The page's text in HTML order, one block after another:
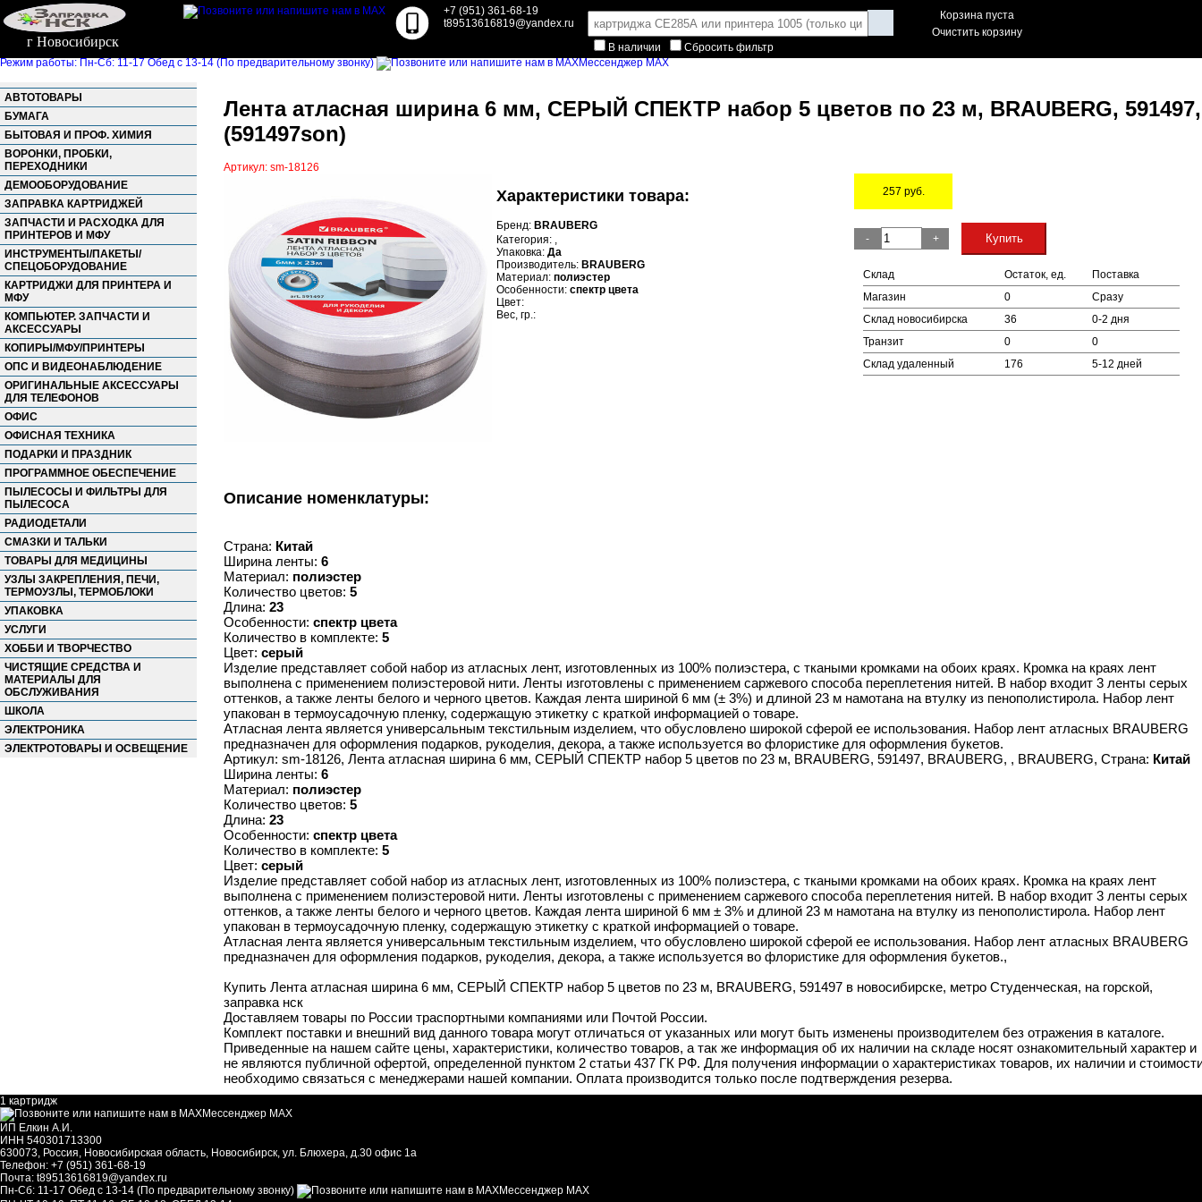
г Новосибирск
+7 (951) 361-68-19
t89513616819@yandex.ru
В наличии
Сбросить фильтр
Корзина пуста
Очистить корзину
Режим работы: Пн-Сб: 11-17 Обед с 13-14 (По предварительному звонку) Мессенджер MAX
АВТОТОВАРЫ
БУМАГА
БЫТОВАЯ И ПРОФ. ХИМИЯ
ВОРОНКИ, ПРОБКИ,
ПЕРЕХОДНИКИ
ДЕМООБОРУДОВАНИЕ
ЗАПРАВКА КАРТРИДЖЕЙ
ЗАПЧАСТИ И РАСХОДКА ДЛЯ
ПРИНТЕРОВ И МФУ
ИНСТРУМЕНТЫ/ПАКЕТЫ/
СПЕЦОБОРУДОВАНИЕ
КАРТРИДЖИ ДЛЯ ПРИНТЕРА И
МФУ
КОМПЬЮТЕР. ЗАПЧАСТИ И
АКСЕССУАРЫ
КОПИРЫ/МФУ/ПРИНТЕРЫ
ОПС И ВИДЕОНАБЛЮДЕНИЕ
ОРИГИНАЛЬНЫЕ АКСЕССУАРЫ
ДЛЯ ТЕЛЕФОНОВ
ОФИС
ОФИСНАЯ ТЕХНИКА
ПОДАРКИ И ПРАЗДНИК
ПРОГРАММНОЕ ОБЕСПЕЧЕНИЕ
ПЫЛЕСОСЫ И ФИЛЬТРЫ ДЛЯ
ПЫЛЕСОСА
РАДИОДЕТАЛИ
СМАЗКИ И ТАЛЬКИ
ТОВАРЫ ДЛЯ МЕДИЦИНЫ
УЗЛЫ ЗАКРЕПЛЕНИЯ, ПЕЧИ,
ТЕРМОУЗЛЫ, ТЕРМОБЛОКИ
УПАКОВКА
УСЛУГИ
ХОББИ И ТВОРЧЕСТВО
ЧИСТЯЩИЕ СРЕДСТВА И
МАТЕРИАЛЫ ДЛЯ
ОБСЛУЖИВАНИЯ
ШКОЛА
ЭЛЕКТРОНИКА
ЭЛЕКТРОТОВАРЫ И ОСВЕЩЕНИЕ
Лента атласная ширина 6 мм, СЕРЫЙ СПЕКТР набор 5 цветов по 23 м, BRAUBERG, 591497,
(591497son)
Артикул: sm-18126
Характеристики товара:
Бренд: BRAUBERG
Категория: ,
Упаковка: Да
Производитель: BRAUBERG
Материал: полиэстер
Особенности: спектр цвета
Цвет:
Вес, гр.:
257 руб.
-
+ Купить
Склад Остаток, ед.
Поставка
Магазин
0
Сразу
Склад новосибирска
36
0-2 дня
Транзит
0
0
Склад удаленный
176 5-12 дней
Описание номенклатуры:
Страна: Китай
Ширина ленты: 6
Материал: полиэстер
Количество цветов: 5
Длина: 23
Особенности: спектр цвета
Количество в комплекте: 5
Цвет: серый
Изделие представляет собой набор из атласных лент, изготовленных из 100% полиэстера, с ткаными кромками на обоих краях. Кромка на краях лент
выполнена с применением полиэстеровой нити. Ленты изготовлены с применением саржевого способа переплетения нитей. В набор входит 3 ленты серых
оттенков, а также ленты белого и черного цветов. Каждая лента шириной 6 мм (± 3%) и длиной 23 м намотана на втулку из пенополистирола. Набор лент
упакован в термоусадочную пленку, содержащую этикетку с краткой информацией о товаре.
Атласная лента является универсальным текстильным изделием, что обусловлено широкой сферой ее использования. Набор лент атласных BRAUBERG
предназначен для оформления подарков, рукоделия, декора, а также используется во флористике для оформления букетов.
Артикул: sm-18126, Лента атласная ширина 6 мм, СЕРЫЙ СПЕКТР набор 5 цветов по 23 м, BRAUBERG, 591497, BRAUBERG, , BRAUBERG, Страна: Китай
Ширина ленты: 6
Материал: полиэстер
Количество цветов: 5
Длина: 23
Особенности: спектр цвета
Количество в комплекте: 5
Цвет: серый
Изделие представляет собой набор из атласных лент, изготовленных из 100% полиэстера, с ткаными кромками на обоих краях. Кромка на краях лент
выполнена с применением полиэстеровой нити. Ленты изготовлены с применением саржевого способа переплетения нитей. В набор входит 3 ленты серых
оттенков, а также ленты белого и черного цветов. Каждая лента шириной 6 мм ± 3% и длиной 23 м намотана на втулку из пенополистирола. Набор лент
упакован в термоусадочную пленку, содержащую этикетку с краткой информацией о товаре.
Атласная лента является универсальным текстильным изделием, что обусловлено широкой сферой ее использования. Набор лент атласных BRAUBERG
предназначен для оформления подарков, рукоделия, декора, а также используется во флористике для оформления букетов.,
Купить Лента атласная ширина 6 мм, СЕРЫЙ СПЕКТР набор 5 цветов по 23 м, BRAUBERG, 591497 в новосибирске, метро Студенческая, на горской,
заправка нск
Доставляем товары по России траспортными компаниями или Почтой России.
Комплект поставки и внешний вид данного товара могут отличаться от указанных или могут быть изменены производителем без отражения в каталоге.
Приведенные на нашем сайте цены, характеристики, количество товаров, а так же информация об их наличии на складе носят ознакомительный характер и
не являются публичной офертой, определенной пунктом 2 статьи 437 ГК РФ. Для получения информации о характеристиках товаров, их наличии и
необходимо связаться с менеджерами нашей компании. Оплата производится только после подтверждения резерва.
1 картридж
Мессенджер MAX
ИП Елкин А.И.
ИНН 540301713300
630073, Россия, Новосибирская область, Новосибирск, ул. Блюхера, д.30 офис 1а
Телефон: +7 (951) 361-68-19
Почта: t89513616819@yandex.ru
Пн-Сб: 11-17 Обед с 13-14 (По предварительному звонку)
Мессенджер MAX